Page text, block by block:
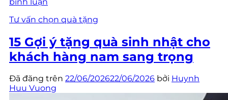
Tư vấn chọn quà tặng
15 Gợi ý tặng quà sinh nhật cho
khách hàng nam sang trọng
Đã đăng trên 22/06/202622/06/2026 bởi Huynh
Huu Vuong